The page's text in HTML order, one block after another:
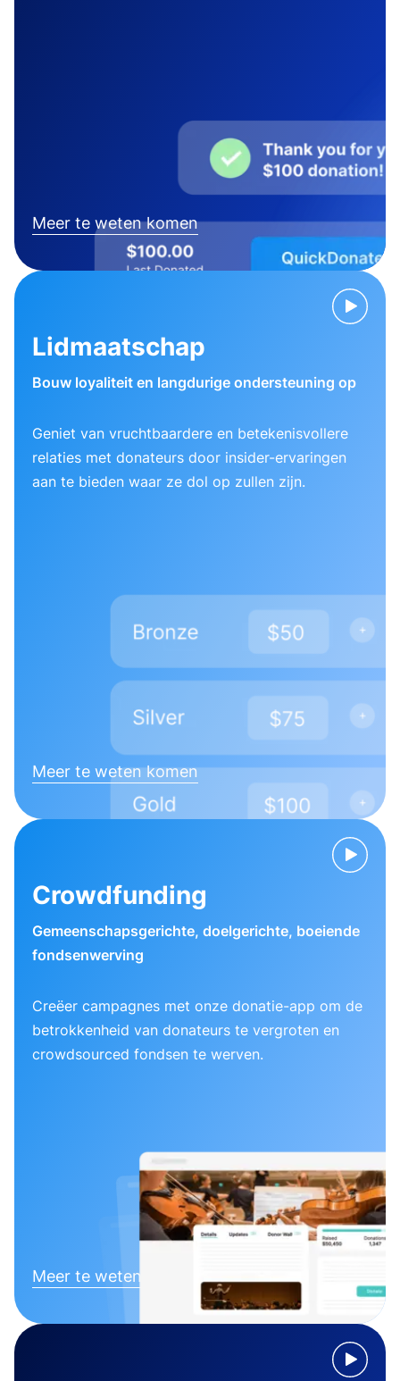
Meer te weten komen
Lidmaatschap
Bouw loyaliteit en langdurige ondersteuning op
Geniet van vruchtbaardere en betekenisvollere
relaties met donateurs door insider-ervaringen
aan te bieden waar ze dol op zullen zijn.
Meer te weten komen
Crowdfunding
Gemeenschapsgerichte, doelgerichte, boeiende
fondsenwerving
Creëer campagnes met onze donatie-app om de
betrokkenheid van donateurs te vergroten en
crowdsourced fondsen te werven.
Meer te weten komen